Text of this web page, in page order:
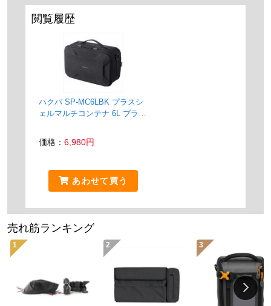
閲覧履歴
ハクバ SP-MC6LBK プラスシ
ェルマルチコンテナ 6L ブラッ
価格： 6,980円
あわせて買う
売れ筋ランキング
1 2 3